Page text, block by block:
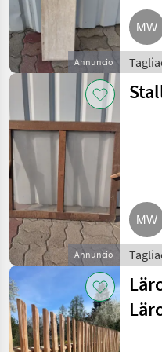
Annuncio
Annuncio
Porte